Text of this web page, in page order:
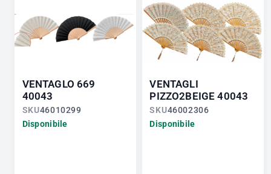
VENTAGLO 669
40043
SKU46010299
Disponibile
VENTAGLI
PIZZO2BEIGE 40043
SKU46002306
Disponibile